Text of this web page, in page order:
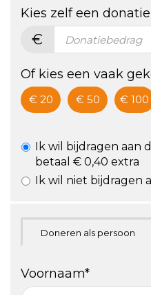
OKT
12-15 uur
mee!
Kies zelf een
€
Of kies een vaak
€ 20 € 50 € 100
Ik wil bijdragen aan
betaal € 0,40 extra
Ik wil niet bijdragen
Doneren als persoon
Voornaam*